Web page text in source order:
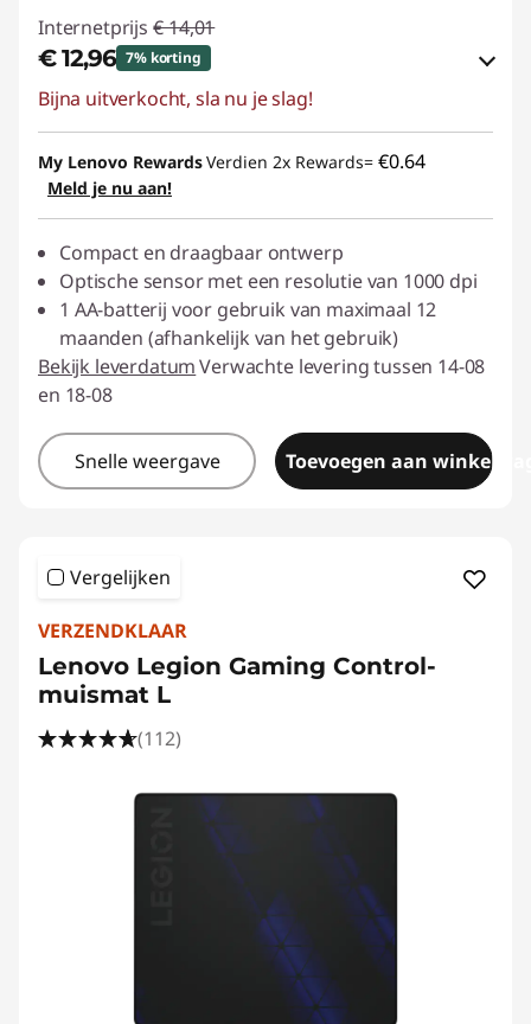
Internetprijs € 14,01
€ 12,96 7% korting
eCoupon-besparingen :-€ 1,05
eCoupon gebruiken :ACC‑SAVE
Bijna uitverkocht, sla nu je slag!
My Lenovo RewardsVerdien 2x Rewards= €0.64
Meld je nu aan!
Compact en draagbaar ontwerp
Optische sensor met een resolutie van 1000 dpi
1 AA-batterij voor gebruik van maximaal 12
maanden (afhankelijk van het gebruik)
Bekijk leverdatumVerwachte levering tussen 14-08
en 18-08
Snelle weergave Toevoegen aan
Vergelijken
VERZENDKLAAR
Lenovo Legion Gaming Control-
muismat L
(112)